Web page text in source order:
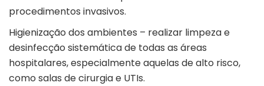
procedimentos invasivos.
Higienização dos ambientes – realizar limpeza e
desinfecção sistemática de todas as áreas
hospitalares, especialmente aquelas de alto risco,
como salas de cirurgia e UTIs.